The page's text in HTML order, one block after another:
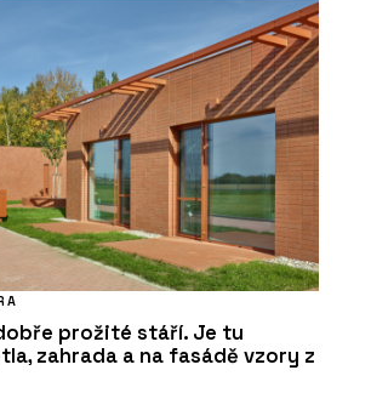
prožité stáří. Je tu
zahrada a na fasádě vzory z